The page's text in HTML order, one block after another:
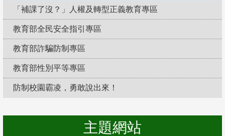
「補課了沒？」人權及轉型正義教育專區
教育部全民安全指引專區
教育部詐騙防制專區
教育部性別平等專區
防制校園霸凌，勇敢說出來！
主題網站